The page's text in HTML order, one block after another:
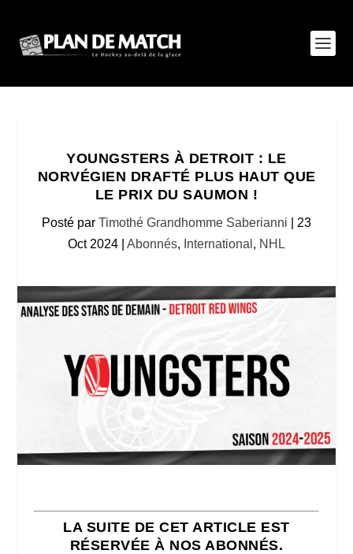
YOUNGSTERS À DETROIT : LE
NORVÉGIEN DRAFTÉ PLUS HAUT QUE
LE PRIX DU SAUMON !
Posté par Timothé Grandhomme Saberianni
23
Oct 2024
Abonnés, International , NHL
LA SUITE DE CET ARTICLE EST
RÉSERVÉE À NOS ABONNÉS.